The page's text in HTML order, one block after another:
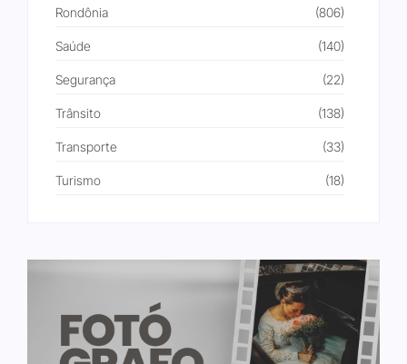
Rondônia (806)
Saúde (140)
Segurança (22)
Trânsito (138)
Transporte (33)
Turismo (18)